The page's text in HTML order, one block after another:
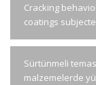
Cracking
coatings
Sürtünmeli
malzemelerde